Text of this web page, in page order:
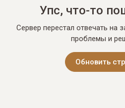
Упс, что-то
Сервер перестал отвечать на
проблемы и
Обновить